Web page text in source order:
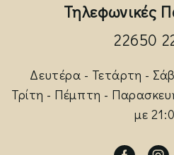
Τηλεφωνικές
22650
Δευτέρα - Τετάρτη -
Τρίτη - Πέμπτη -
με